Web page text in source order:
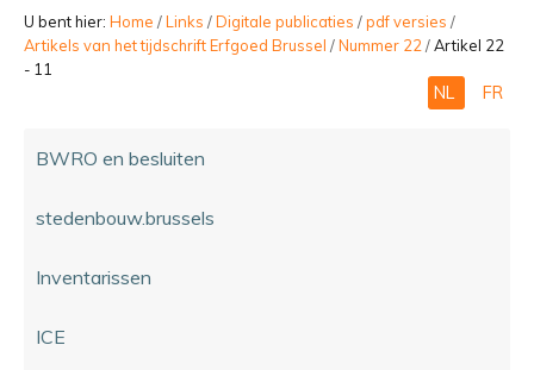
BELEVEN
zoeken...
U bent hier: Home /Links /Digitale publicaties /pdf versies /
Artikels van het tijdschrift Erfgoed Brussel /Nummer 22 /Artikel 22
- 11
NL FR
BWRO en besluiten
stedenbouw.brussels
Inventarissen
ICE